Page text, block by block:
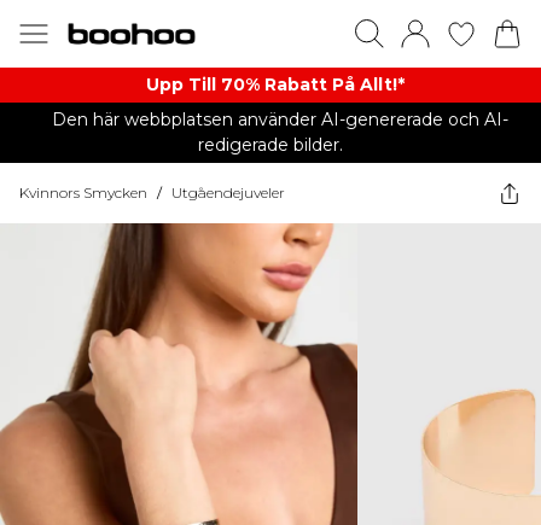
Upp Till 70% Rabatt På Allt!*
Den här webbplatsen använder AI-genererade och AI-
redigerade bilder.
Kvinnors Smycken / Utgåendejuveler